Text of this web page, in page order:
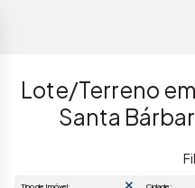
Lote/Terreno
Santa